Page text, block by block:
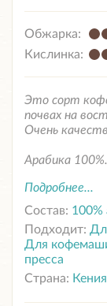
Обжарка:
Кислинка:
Это сорт
почвах на
Очень
Арабика 100%.
Подробнее...
Состав: 100%
Подходит:
Для
пресса
Страна: Кения